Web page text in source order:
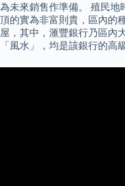
為未來銷售作準備。 殖民地
頂的實為非富則貴，區內的
屋，其中，滙豐銀行乃區內
「風水」，均是該銀行的高